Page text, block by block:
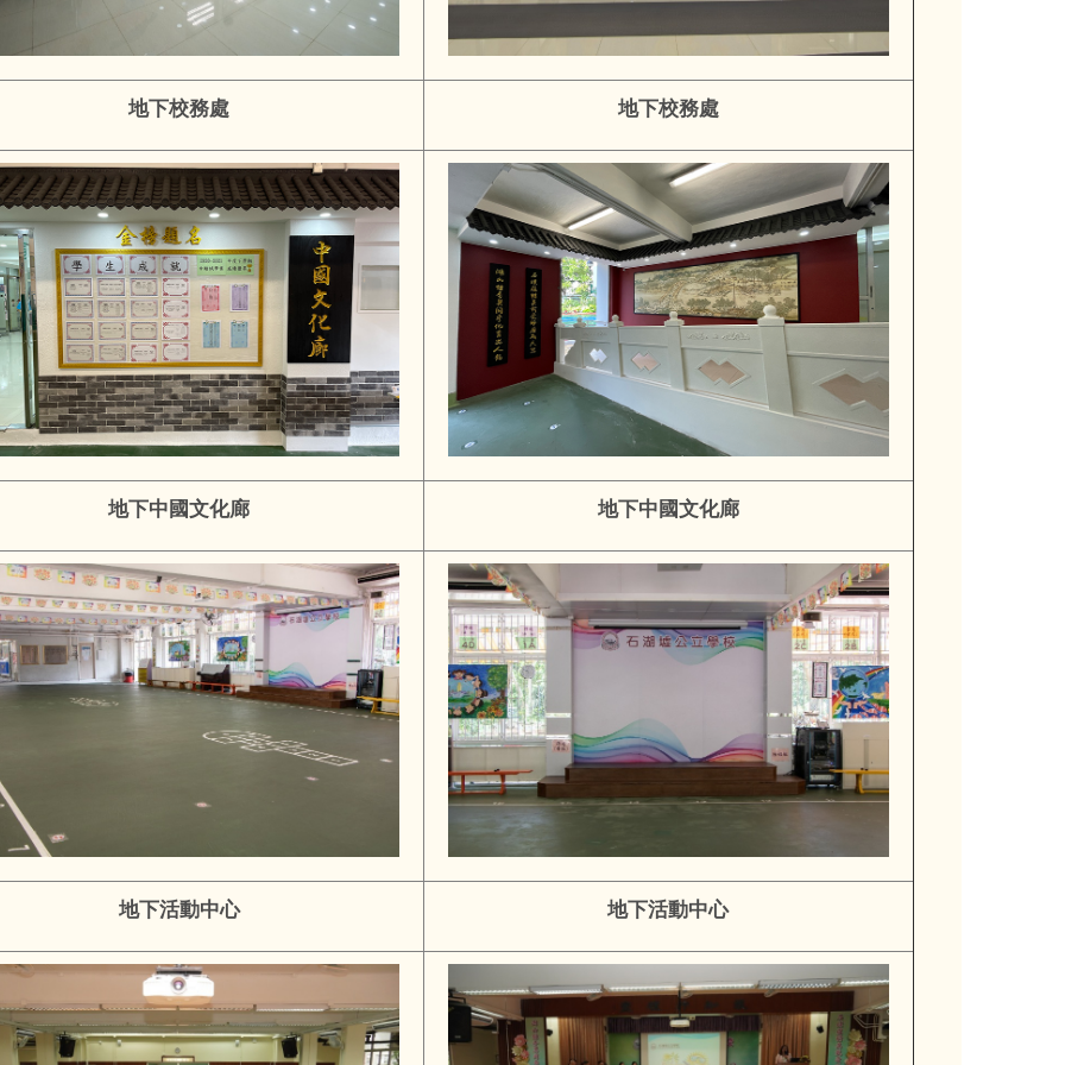
地下校務處 地下校務處
地下中國文化廊 地下中國文化廊
地下活動中心 地下活動中心